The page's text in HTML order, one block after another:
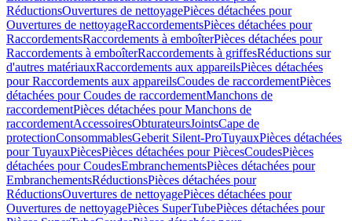
RéductionsOuvertures de nettoyagePièces détachées pour
Ouvertures de nettoyageRaccordementsPièces détachées pour
RaccordementsRaccordements à emboîterPièces détachées pour
Raccordements à emboîterRaccordements à griffesRéductions sur
d'autres matériauxRaccordements aux appareilsPièces détachées
pour Raccordements aux appareilsCoudes de raccordementPièces
détachées pour Coudes de raccordementManchons de
raccordementPièces détachées pour Manchons de
raccordementAccessoiresObturateursJointsCape de
protectionConsommablesGeberit Silent-ProTuyauxPièces détachées
pour TuyauxPiècesPièces détachées pour PiècesCoudesPièces
détachées pour CoudesEmbranchementsPièces détachées pour
EmbranchementsRéductionsPièces détachées pour
RéductionsOuvertures de nettoyagePièces détachées pour
Ouvertures de nettoyagePièces SuperTubePièces détachées pour